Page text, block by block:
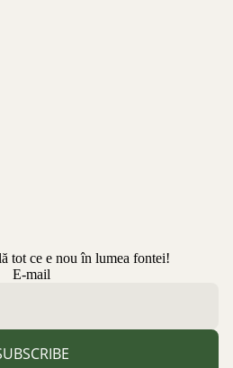
tot ce e nou în lumea fontei!
E-mail